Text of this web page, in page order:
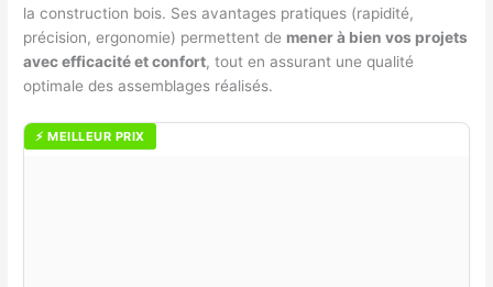
la construction bois. Ses avantages pratiques (rapidité,
précision, ergonomie) permettent de mener à bien vos projets
avec efficacité et confort, tout en assurant une qualité
optimale des assemblages réalisés.
⚡ MEILLEUR PRIX